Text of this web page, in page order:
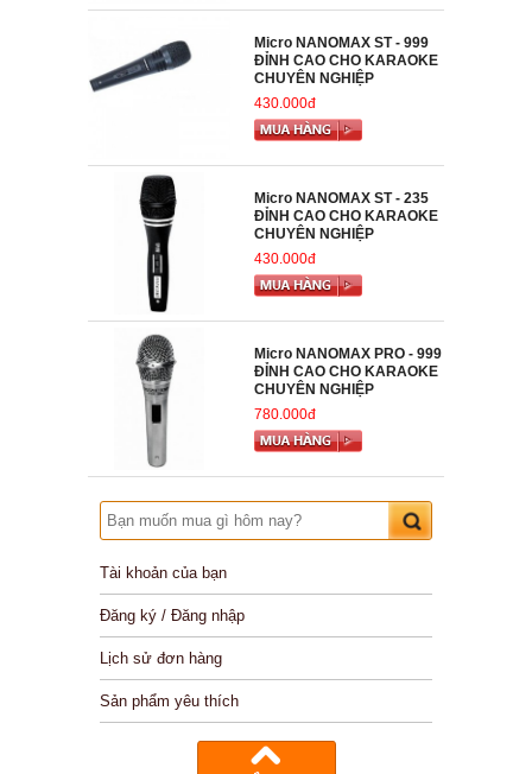
Micro NANOMAX ST - 999
ĐỈNH CAO CHO KARAOKE
CHUYÊN NGHIỆP
430.000đ
Micro NANOMAX ST - 235
ĐỈNH CAO CHO KARAOKE
CHUYÊN NGHIỆP
430.000đ
Micro NANOMAX PRO - 999
ĐỈNH CAO CHO KARAOKE
CHUYÊN NGHIỆP
780.000đ
Tài khoản của bạn
Đăng ký / Đăng nhập
Lịch sử đơn hàng
Sản phẩm yêu thích